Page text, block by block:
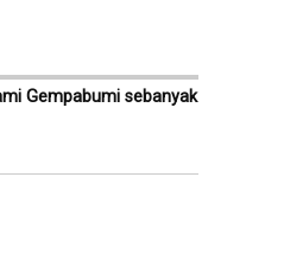
Gempabumi sebanyak